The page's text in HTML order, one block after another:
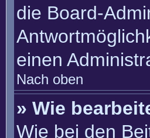
die Board-
einen
Nach oben
» Wie
Wie bei den